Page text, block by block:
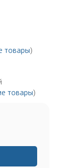
товары)
товары)